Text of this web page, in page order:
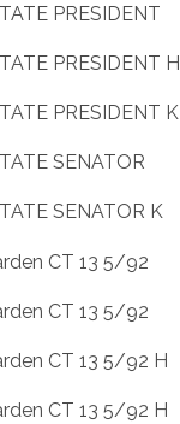
PRESIDENT
PRESIDENT H
PRESIDENT K
SENATOR
SENATOR K
CT 13 5/92
CT 13 5/92
CT 13 5/92 H
CT 13 5/92 H